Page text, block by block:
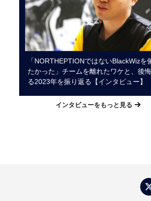
「NORTHEPTIONではないBlackWizを
たかった」チームを離れたワケと、後
る2023年を振り返る【インタビュー】
インタビューをもっと見る